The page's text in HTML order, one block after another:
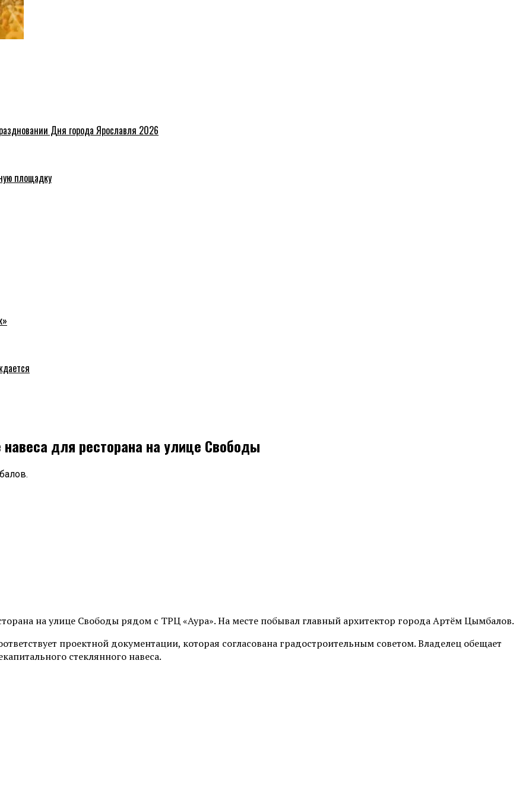
Дня города Ярославля 2026
площадку
для ресторана на улице Свободы
на улице Свободы рядом с ТРЦ «Аура». На месте побывал главный архитектор города Артём Цымбалов.
проектной документации, которая согласована градостроительным советом. Владелец обещает
стеклянного навеса.